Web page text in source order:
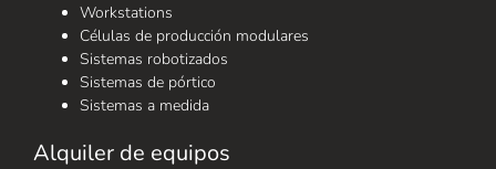
Workstations
Células de producción modulares
Sistemas robotizados
Sistemas de pórtico
Sistemas a medida
Alquiler de equipos